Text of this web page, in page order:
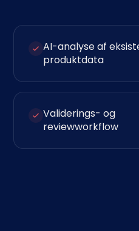
AI-analyse af
produktdata
Validerings- og
reviewworkflow